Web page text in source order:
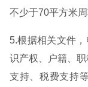
不少于70平方米周
5.根据相关文件
识产权、户籍、
支持、税费支持